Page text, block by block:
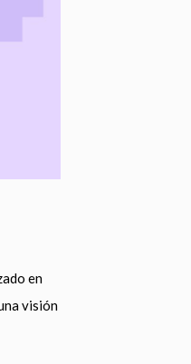
en
visión